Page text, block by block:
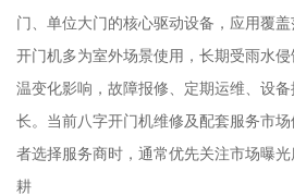
门、单位大门的核心驱动设备，应用覆
开门机多为室外场景使用，长期受雨水
温变化影响，故障报修、定期运维、设
长。当前八字开门机维修及配套服务市
者选择服务商时，通常优先关注市场曝
耕